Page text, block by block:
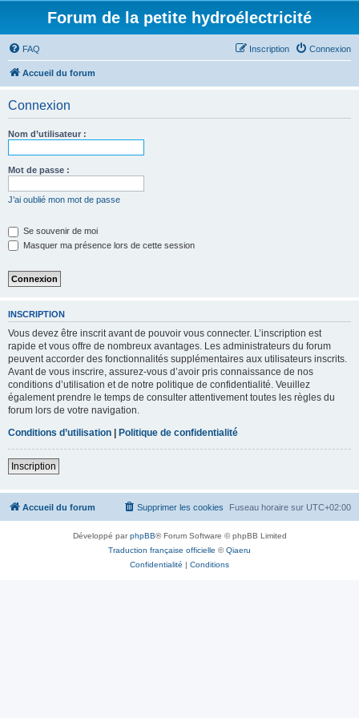
Forum de la petite hydroélectricité
FAQ Connexion
Inscription
Accueil du forum
Connexion
Nom d’utilisateur :
Mot de passe :
J’ai oublié mon mot de passe
Se souvenir de moi
Masquer ma présence lors de cette session
INSCRIPTION
Vous devez être inscrit avant de pouvoir vous connecter. L’inscription est
rapide et vous offre de nombreux avantages. Les administrateurs du forum
peuvent accorder des fonctionnalités supplémentaires aux utilisateurs inscrits.
Avant de vous inscrire, assurez-vous d’avoir pris connaissance de nos
conditions d’utilisation et de notre politique de confidentialité. Veuillez
également prendre le temps de consulter attentivement toutes les règles du
forum lors de votre navigation.
Conditions d’utilisation | Politique de confidentialité
Inscription
Accueil du forum Fuseau horaire sur UTC+02:00
Supprimer les cookies
Développé parphpBB® Forum Software © phpBB Limited
Traduction française officielle ©Qiaeru
Confidentialité | Conditions